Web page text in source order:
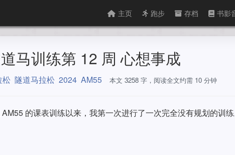
主页 跑步 存档 书影
马训练第 12 周 心想事成
松 隧道马拉松 2024 AM55 本文 3258 字，阅读全文约需 10 分钟
的课表训练以来，我第一次进行了一次完全没有规划的训